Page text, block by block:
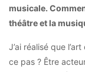
musicale.
théâtre et la
J’ai réalisé que
ce pas ? Être